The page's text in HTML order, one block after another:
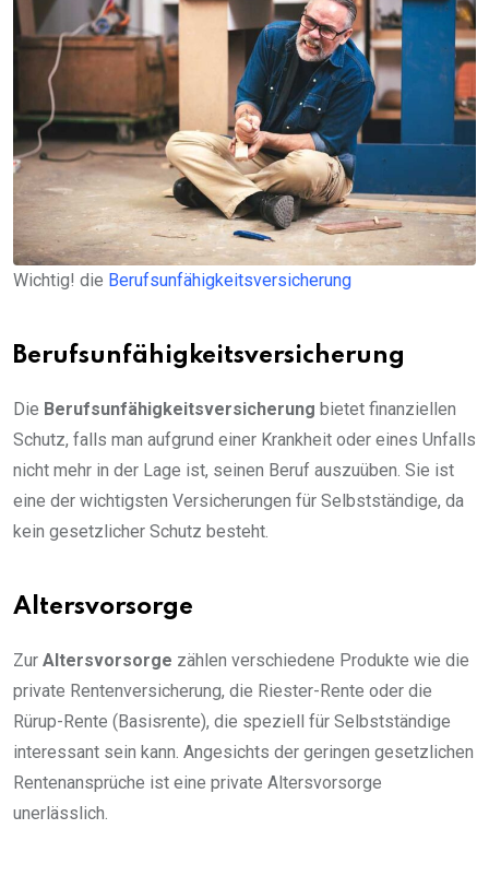
Wichtig! die Berufsunfähigkeitsversicherung
Berufsunfähigkeitsversicherung
Die Berufsunfähigkeitsversicherung bietet finanziellen
Schutz, falls man aufgrund einer Krankheit oder eines Unfalls
nicht mehr in der Lage ist, seinen Beruf auszuüben. Sie ist
eine der wichtigsten Versicherungen für Selbstständige, da
kein gesetzlicher Schutz besteht.
Altersvorsorge
Zur Altersvorsorge zählen verschiedene Produkte wie die
private Rentenversicherung, die Riester-Rente oder die
Rürup-Rente (Basisrente), die speziell für Selbstständige
interessant sein kann. Angesichts der geringen gesetzlichen
Rentenansprüche ist eine private Altersvorsorge
unerlässlich.